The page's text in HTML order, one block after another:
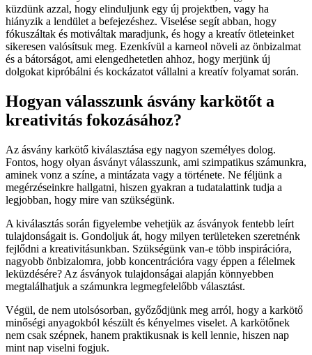
küzdünk azzal, hogy elinduljunk egy új projektben, vagy ha
hiányzik a lendület a befejezéshez. Viselése segít abban, hogy
fókuszáltak és motiváltak maradjunk, és hogy a kreatív ötleteinket
sikeresen valósítsuk meg. Ezenkívül a karneol növeli az önbizalmat
és a bátorságot, ami elengedhetetlen ahhoz, hogy merjünk új
dolgokat kipróbálni és kockázatot vállalni a kreatív folyamat során.
Hogyan válasszunk ásvány karkötőt a
kreativitás fokozásához?
Az ásvány karkötő kiválasztása egy nagyon személyes dolog.
Fontos, hogy olyan ásványt válasszunk, ami szimpatikus számunkra,
aminek vonz a színe, a mintázata vagy a története. Ne féljünk a
megérzéseinkre hallgatni, hiszen gyakran a tudatalattink tudja a
legjobban, hogy mire van szükségünk.
A kiválasztás során figyelembe vehetjük az ásványok fentebb leírt
tulajdonságait is. Gondoljuk át, hogy milyen területeken szeretnénk
fejlődni a kreativitásunkban. Szükségünk van-e több inspirációra,
nagyobb önbizalomra, jobb koncentrációra vagy éppen a félelmek
leküzdésére? Az ásványok tulajdonságai alapján könnyebben
megtalálhatjuk a számunkra legmegfelelőbb választást.
Végül, de nem utolsósorban, győződjünk meg arról, hogy a karkötő
minőségi anyagokból készült és kényelmes viselet. A karkötőnek
nem csak szépnek, hanem praktikusnak is kell lennie, hiszen nap
mint nap viselni fogjuk.